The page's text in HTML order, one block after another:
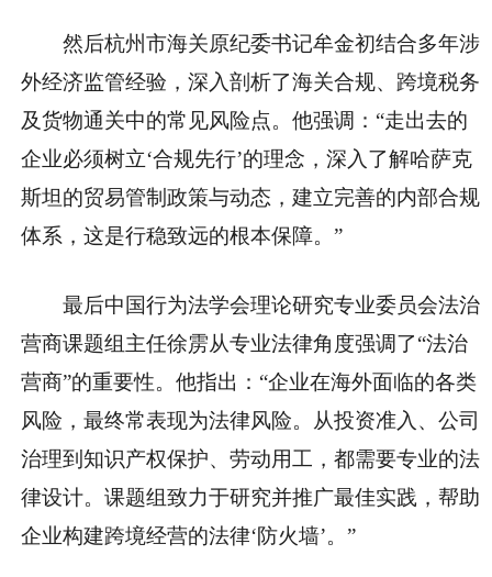
然后杭州市海关原纪委书记牟金初结合多年涉
外经济监管经验，深入剖析了海关合规、跨境税务
及货物通关中的常见风险点。他强调：“走出去的
企业必须树立‘合规先行’的理念，深入了解哈萨克
斯坦的贸易管制政策与动态，建立完善的内部合规
体系，这是行稳致远的根本保障。”
最后中国行为法学会理论研究专业委员会法治
营商课题组主任徐雳从专业法律角度强调了“法治
营商”的重要性。他指出：“企业在海外面临的各类
风险，最终常表现为法律风险。从投资准入、公司
治理到知识产权保护、劳动用工，都需要专业的法
律设计。课题组致力于研究并推广最佳实践，帮助
企业构建跨境经营的法律‘防火墙’。”